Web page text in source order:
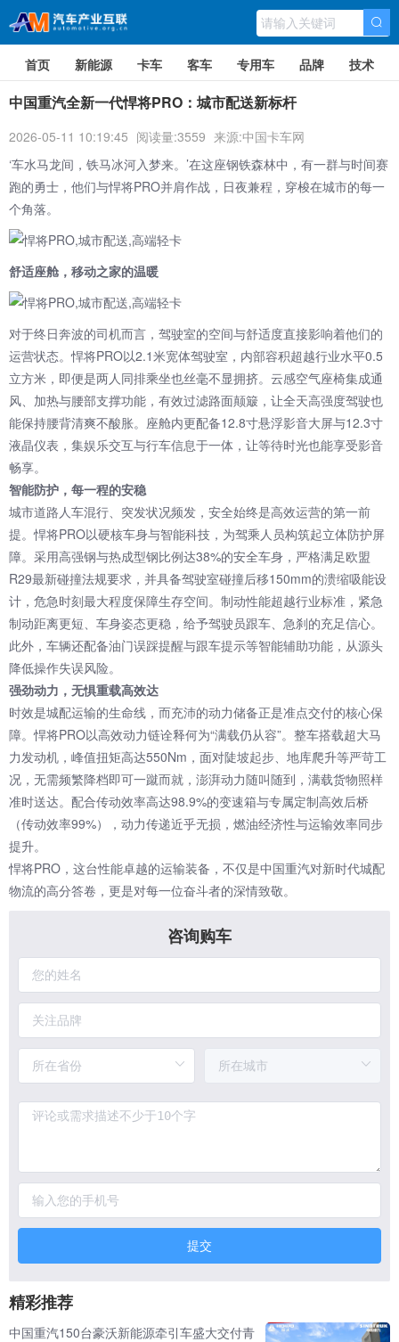
首页 新能源 卡车 客车 专用车 品牌 技术
中国重汽全新一代悍将PRO：城市配送新标杆
2026-05-11 10:19:45 阅读量:3559 来源:中国卡车网
‘车水马龙间，铁马冰河入梦来。’在这座钢铁森林中，有一群与时间赛
跑的勇士，他们与悍将PRO并肩作战，日夜兼程，穿梭在城市的每一
个角落。
舒适座舱，移动之家的温暖
对于终日奔波的司机而言，驾驶室的空间与舒适度直接影响着他们的
运营状态。悍将PRO以2.1米宽体驾驶室，内部容积超越行业水平0.5
立方米，即便是两人同排乘坐也丝毫不显拥挤。云感空气座椅集成通
风、加热与腰部支撑功能，有效过滤路面颠簸，让全天高强度驾驶也
能保持腰背清爽不酸胀。座舱内更配备12.8寸悬浮影音大屏与12.3寸
液晶仪表，集娱乐交互与行车信息于一体，让等待时光也能享受影音
畅享。
智能防护，每一程的安稳
城市道路人车混行、突发状况频发，安全始终是高效运营的第一前
提。悍将PRO以硬核车身与智能科技，为驾乘人员构筑起立体防护屏
障。采用高强钢与热成型钢比例达38%的安全车身，严格满足欧盟
R29最新碰撞法规要求，并具备驾驶室碰撞后移150mm的溃缩吸能设
计，危急时刻最大程度保障生存空间。制动性能超越行业标准，紧急
制动距离更短、车身姿态更稳，给予驾驶员跟车、急刹的充足信心。
此外，车辆还配备油门误踩提醒与跟车提示等智能辅助功能，从源头
降低操作失误风险。
强劲动力，无惧重载高效达
时效是城配运输的生命线，而充沛的动力储备正是准点交付的核心保
障。悍将PRO以高效动力链诠释何为“满载仍从容”。整车搭载超大马
力发动机 ，峰值扭矩高达550Nm，面对陡坡起步、地库爬升等严苛工
况，无需频繁降档即可一蹴而就，澎湃动力随叫随到，满载货物照样
准时送达。配合传动效率高达98.9%的变速箱与专属定制高效后桥
（传动效率99%），动力传递近乎无损，燃油经济性与运输效率同步
提升。
悍将PRO，这台性能卓越的运输装备，不仅是中国重汽对新时代城配
物流的高分答卷，更是对每一位奋斗者的深情致敬。
咨询购车
提交
精彩推荐
中国重汽150台豪沃新能源牵引车盛大交付青